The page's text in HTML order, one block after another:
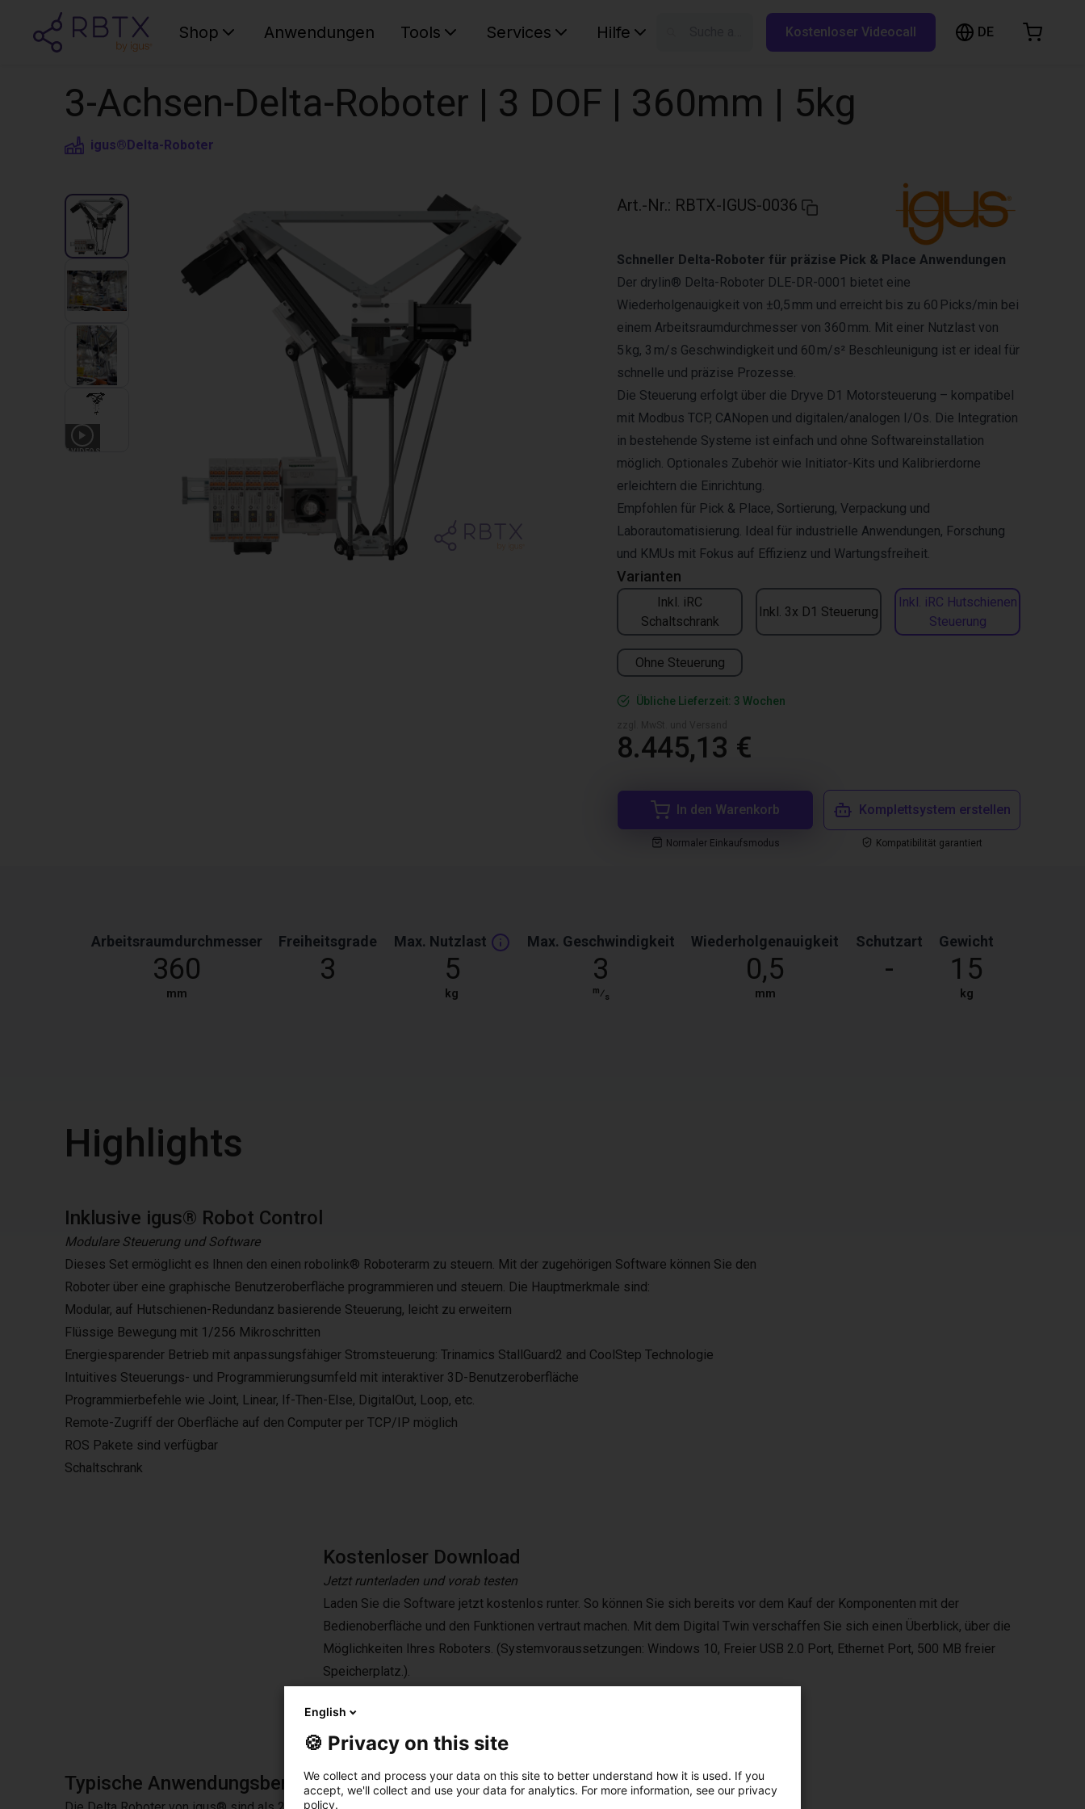
Shop Anwendungen Tools Services Hilfe Kostenloser Videocall DE
3-Achsen-Delta-Roboter | 3 DOF | 360mm | 5kg
igus®Delta-Roboter
4 VIDEOS
Art.-Nr.: RBTX-IGUS-0036
Varianten
Inkl. iRC
Schaltschrank
Inkl. 3x D1 Steuerung
Inkl. iRC Hutschienen
Steuerung
Ohne Steuerung
Schneller Delta-Roboter für präzise Pick & Place Anwendungen
Der drylin® Delta-Roboter DLE-DR-0001 bietet eine
Wiederholgenauigkeit von ±0,5 mm und erreicht bis zu 60 Picks/min bei
einem Arbeitsraumdurchmesser von 360 mm. Mit einer Nutzlast von
5 kg, 3 m/s Geschwindigkeit und 60 m/s² Beschleunigung ist er ideal für
schnelle und präzise Prozesse.
Die Steuerung erfolgt über die Dryve D1 Motorsteuerung – kompatibel
mit Modbus TCP, CANopen und digitalen/analogen I/Os. Die Integration
in bestehende Systeme ist einfach und ohne Softwareinstallation
möglich. Optionales Zubehör wie Initiator-Kits und Kalibrierdorne
erleichtern die Einrichtung.
Empfohlen für Pick & Place, Sortierung, Verpackung und
Laborautomatisierung. Ideal für industrielle Anwendungen, Forschung
und KMUs mit Fokus auf Effizienz und Wartungsfreiheit.
Übliche Lieferzeit: 3 Wochen
8.445,13 €
In den Warenkorb
Normaler Einkaufsmodus
Komplettsystem erstellen
Kompatibilität garantiert
Arbeitsraumdurchmesser
360
mm
Freiheitsgrade
3
Max. Nutzlast
5
kg
Max. Geschwindigkeit
3
m⁄s
Wiederholgenauigkeit
0,5
mm
Schutzart
-
Gewicht
15
kg
Highlights
Inklusive igus® Robot Control
Modulare Steuerung und Software
Dieses Set ermöglicht es Ihnen den einen robolink® Roboterarm zu steuern. Mit der zugehörigen Software können Sie den
Roboter über eine graphische Benutzeroberfläche programmieren und steuern. Die Hauptmerkmale sind:
Modular, auf Hutschienen-Redundanz basierende Steuerung, leicht zu erweitern
Flüssige Bewegung mit 1/256 Mikroschritten
Energiesparender Betrieb mit anpassungsfähiger Stromsteuerung: Trinamics StallGuard2 and CoolStep Technologie
Intuitives Steuerungs- und Programmierungsumfeld mit interaktiver 3D-Benutzeroberfläche
Programmierbefehle wie Joint, Linear, If-Then-Else, DigitalOut, Loop, etc.
Remote-Zugriff der Oberfläche auf den Computer per TCP/IP möglich
ROS Pakete sind verfügbar
Schaltschrank
Kostenloser Download
Jetzt runterladen und vorab testen
Laden Sie die Software jetzt kostenlos runter. So können Sie sich bereits vor dem Kauf der Komponenten mit der
Bedienoberfläche und den Funktionen vertraut machen. Mit dem Digital Twin verschaffen Sie sich einen Überblick, über die
Möglichkeiten Ihres Roboters. (Systemvoraussetzungen: Windows 10, Freier USB 2.0 Port, Ethernet Port, 500 MB freier
Speicherplatz.).
Typische Anwendungsbereiche
Im Shop stöbern
English
🍪 Privacy on this site
We collect and process your data on this site to better understand how it is used. If you
accept, we'll collect and use your data for analytics. For more information, see our privacy
policy.